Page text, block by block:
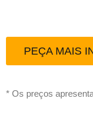
PEÇA MAIS
* Os preços